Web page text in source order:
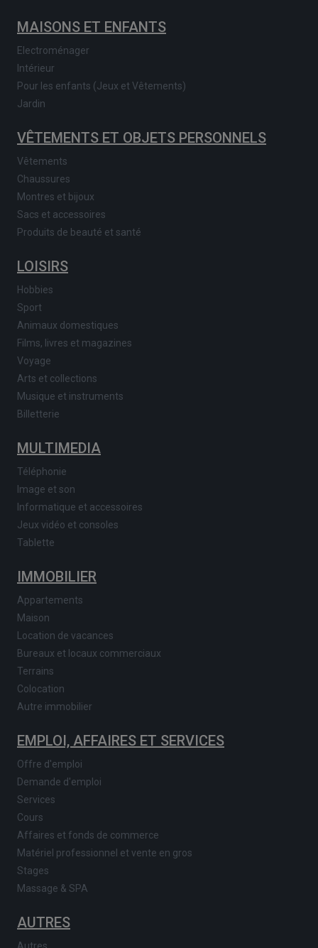
MAISONS ET ENFANTS
Electroménager
Intérieur
Pour les enfants (Jeux et Vêtements)
Jardin
VÊTEMENTS ET OBJETS PERSONNELS
Vêtements
Chaussures
Montres et bijoux
Sacs et accessoires
Produits de beauté et santé
LOISIRS
Hobbies
Sport
Animaux domestiques
Films, livres et magazines
Voyage
Arts et collections
Musique et instruments
Billetterie
MULTIMEDIA
Téléphonie
Image et son
Informatique et accessoires
Jeux vidéo et consoles
Tablette
IMMOBILIER
Appartements
Maison
Location de vacances
Bureaux et locaux commerciaux
Terrains
Colocation
Autre immobilier
EMPLOI, AFFAIRES ET SERVICES
Offre d'emploi
Demande d'emploi
Services
Cours
Affaires et fonds de commerce
Matériel professionnel et vente en gros
Stages
Massage & SPA
AUTRES